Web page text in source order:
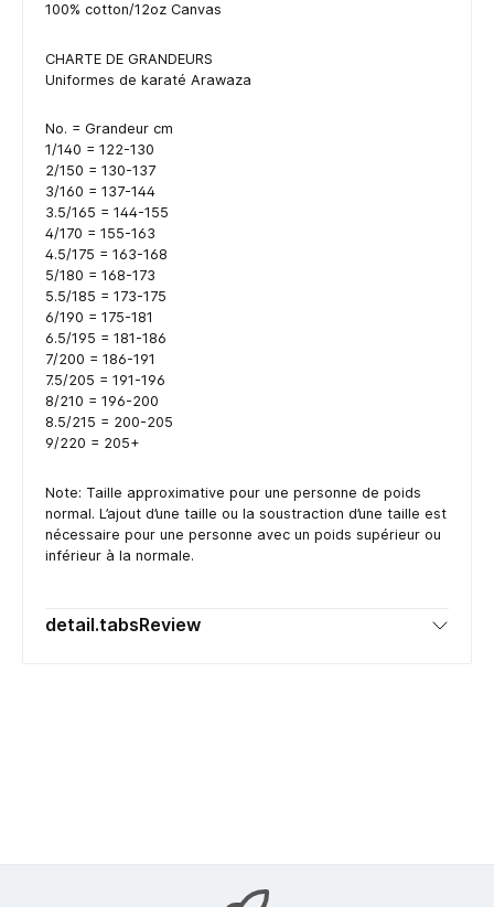
100% cotton/12oz Canvas
CHARTE DE GRANDEURS
Uniformes de karaté Arawaza
No. = Grandeur cm
1/140 = 122-130
2/150 = 130-137
3/160 = 137-144
3.5/165 = 144-155
4/170 = 155-163
4.5/175 = 163-168
5/180 = 168-173
5.5/185 = 173-175
6/190 = 175-181
6.5/195 = 181-186
7/200 = 186-191
7.5/205 = 191-196
8/210 = 196-200
8.5/215 = 200-205
9/220 = 205+
Note: Taille approximative pour une personne de poids
normal. L’ajout d’une taille ou la soustraction d’une taille est
nécessaire pour une personne avec un poids supérieur ou
inférieur à la normale.
detail.tabsReview